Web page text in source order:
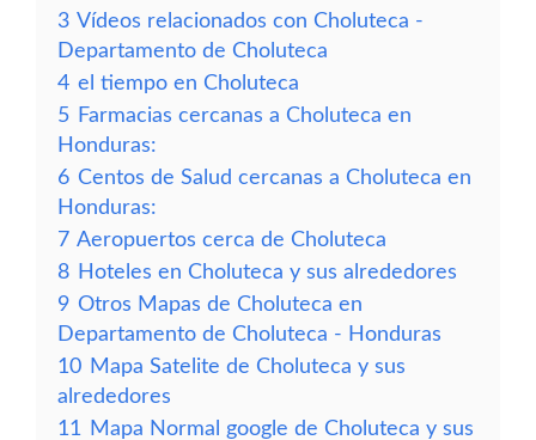
3 Vídeos relacionados con Choluteca -
Departamento de Choluteca
4 el tiempo en Choluteca
5 Farmacias cercanas a Choluteca en
Honduras:
6 Centos de Salud cercanas a Choluteca en
Honduras:
7 Aeropuertos cerca de Choluteca
8 Hoteles en Choluteca y sus alrededores
9 Otros Mapas de Choluteca en
Departamento de Choluteca - Honduras
10 Mapa Satelite de Choluteca y sus
alrededores
11
Mapa Normal google de Choluteca y sus